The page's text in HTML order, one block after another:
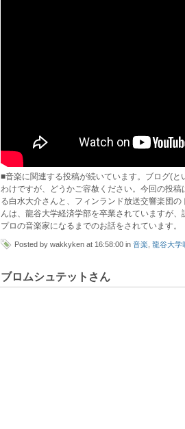
■音楽に関連する投稿が続いています。ブログ(
わけですが、どうかご容赦ください。今回の投
る白水大介さんと、フィンランド放送交響楽団
んは、龍谷大学経済学部を卒業されていますが
プロの音楽家になるまでのお話をされています。
Posted by wakkyken at 16:58:00 in 音楽 龍谷大学
ブロムシュテットさん